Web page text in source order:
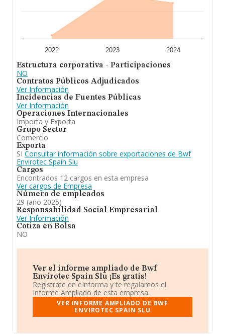
euros entre todas las compañías. Con el fin de ampliar
la información relativa a las compañías, la media de
empleados es de 2. La antigüedad alcanza los 18 años
desde la constitución.
En conclusión,Bwf Envirotec Spain Sluestá
especializada en fabricación y comercio mayor de
cauterizaciones en polvo para proceso industrial. En
cuanto a la posición en el ranking de la provincia de
Barcelona, la empresa ha perdido posiciones frente al
2023.
2022 2023 2024
Estructura corporativa - Participaciones
NO
Contratos Públicos Adjudicados
Ver Información
Incidencias de Fuentes Públicas
Ver Información
Operaciones Internacionales
Importa y Exporta
Grupo Sector
Comercio
Exporta
SI Consultar información sobre exportaciones de Bwf
Envirotec Spain Slu
Cargos
Encontrados 12 cargos en esta empresa
Ver cargos de Empresa
Número de empleados
29 (año 2025)
Responsabilidad Social Empresarial
Ver Información
Cotiza en Bolsa
NO
Ver el informe ampliado de Bwf
Envirotec Spain Slu ¡Es gratis!
Regístrate en eInforma y te regalamos el
Informe Ampliado de esta empresa.
VER INFORME AMPLIADO DE BWF
ENVIROTEC SPAIN SLU